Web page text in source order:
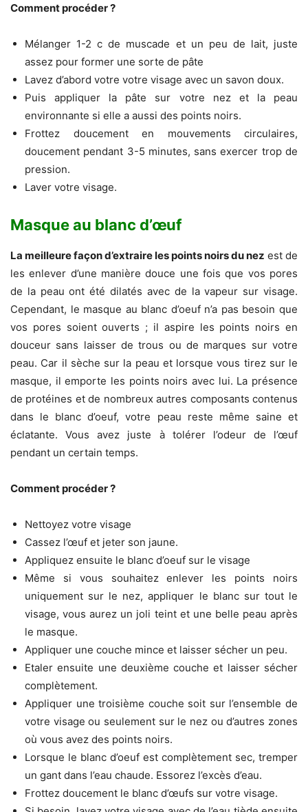
Comment procéder ?
Mélanger 1-2 c de muscade et un peu de lait, juste
assez pour former une sorte de pâte
Lavez d’abord votre votre visage avec un savon doux.
Puis appliquer la pâte sur votre nez et la peau
environnante si elle a aussi des points noirs.
Frottez doucement en mouvements circulaires,
doucement pendant 3-5 minutes, sans exercer trop de
pression.
Laver votre visage.
Masque au blanc d’œuf
La meilleure façon d’extraire les points noirs du nez est de
les enlever d’une manière douce une fois que vos pores
de la peau ont été dilatés avec de la vapeur sur visage.
Cependant, le masque au blanc d’oeuf n’a pas besoin que
vos pores soient ouverts ; il aspire les points noirs en
douceur sans laisser de trous ou de marques sur votre
peau. Car il sèche sur la peau et lorsque vous tirez sur le
masque, il emporte les points noirs avec lui. La présence
de protéines et de nombreux autres composants contenus
dans le blanc d’oeuf, votre peau reste même saine et
éclatante. Vous avez juste à tolérer l’odeur de l’œuf
pendant un certain temps.
Comment procéder ?
Nettoyez votre visage
Cassez l’œuf et jeter son jaune.
Appliquez ensuite le blanc d’oeuf sur le visage
Même si vous souhaitez enlever les points noirs
uniquement sur le nez, appliquer le blanc sur tout le
visage, vous aurez un joli teint et une belle peau après
le masque.
Appliquer une couche mince et laisser sécher un peu.
Etaler ensuite une deuxième couche et laisser sécher
complètement.
Appliquer une troisième couche soit sur l’ensemble de
votre visage ou seulement sur le nez ou d’autres zones
où vous avez des points noirs.
Lorsque le blanc d’oeuf est complètement sec, tremper
un gant dans l’eau chaude. Essorez l’excès d’eau.
Frottez doucement le blanc d’œufs sur votre visage.